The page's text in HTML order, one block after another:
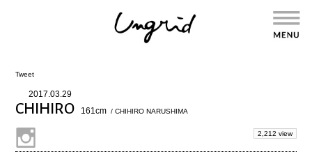
Tweet
2017.03.29
CHIHIRO 161cm / CHIHIRO NARUSHIMA
2,212 view